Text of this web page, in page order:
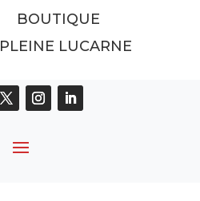
BOUTIQUE
PLEINE LUCARNE